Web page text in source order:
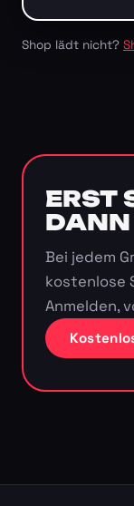
Shop lädt nicht?
ERST
Bei jedem
kostenlose
Anmelden,